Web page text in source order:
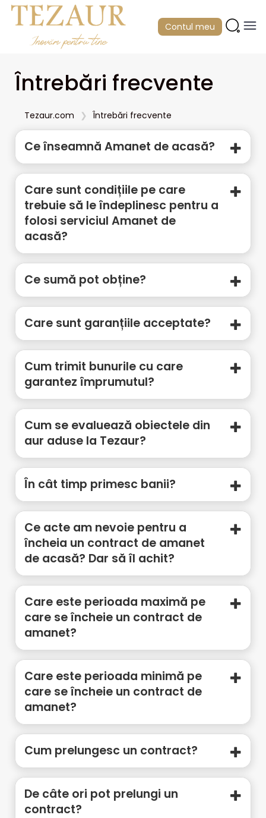
Contul meu
Întrebări frecvente
Tezaur.com Întrebări frecvente
Ce înseamnă Amanet de acasă?
Care sunt condițiile pe care
trebuie să le îndeplinesc pentru a
folosi serviciul Amanet de
acasă?
Ce sumă pot obține?
Care sunt garanțiile acceptate?
Cum trimit bunurile cu care
garantez împrumutul?
Cum se evaluează obiectele din
aur aduse la Tezaur?
În cât timp primesc banii?
Ce acte am nevoie pentru a
încheia un contract de amanet
de acasă? Dar să îl achit?
Care este perioada maximă pe
care se încheie un contract de
amanet?
Care este perioada minimă pe
care se încheie un contract de
amanet?
Cum prelungesc un contract?
De câte ori pot prelungi un
contract?